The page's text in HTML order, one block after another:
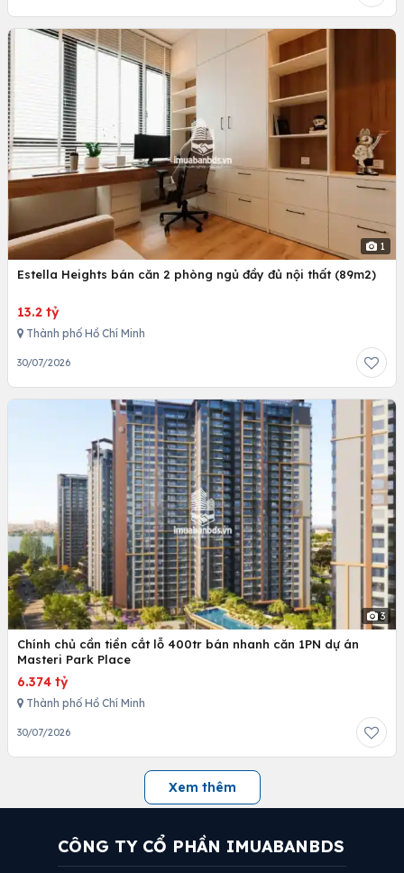
1
Estella Heights bán căn 2 phòng ngủ đầy đủ nội thất (89m2)
13.2 tỷ
Thành phố Hồ Chí Minh
30/07/2026
3
Chính chủ cần tiền cắt lỗ 400tr bán nhanh căn 1PN dự án
Masteri Park Place
6.374 tỷ
Thành phố Hồ Chí Minh
30/07/2026
Xem thêm
CÔNG TY CỔ PHẦN IMUABANBDS